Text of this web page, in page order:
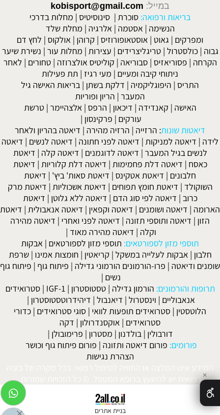
במייל: kobisport@gmail.com
בריאות ורפואה: סוכרת | סינוסיטיס | מחלות בדרכי
הנשימה | אסטמה | אלרגיה | מחלת שלד
ומפרקים | גאוט | אוסטאופורוזיס | קרוהן | אולקוס | לחץ דם
גבוה |כולסטרול |טריגליצרידים | עצירות | מחלות עור | נשירת שיער
הקרחה | פסוריאזיס |סבוריאה | קוליטיס אולצרוזה |טחורים | לאחר
ניתוחי קיבה ומעיים | מעי רגיז | תת פעילות
התריס | היפוגליקמיה | דלקת בשתן | בריאות האישה גיל
המעבר | הריון ופוריות
האישה | קאנדידה | דיכאון | הרפס | אלצהיימר |טרשת
עורקים | פרקינסון |
דיאטות שונות: הרזייה | הרזיה מהירה | דיאטה בהריון ולאחר
לידה | דיאטה למניקות | דיאטה לפני חתונה | דיאטה לנשים | דיאטה
לנשים בגיל המעבר | דיאטה לדוגמנים | דיאטה קלה | דיאטת
כאסח | דיאטה דלת פחמימות | דיאטה דלת קלוריות | דיאטת
חלבונים | דיאטת אטקינס | דיאטת סאות' ביץ' | דיאטת
השוקולד | דיאטת חומץ תפוחים | דיאטת אשכוליות | דיאטת מרק
כרוב | דיאטה לפי סוג הדם | דיאטה ללא גלוטן | דיאטת
הארומה | דיאטה ושומנים | דיאטה וקפאין | דיאטה אנאבולית | דיאטת
הזון | דיאטה ותוספי תזונה | דיאטה לפני ואחרי | דיאטה מהירה
וקלה | דיאטה מהירה מאוד |
תוספי מזון לספורטאים: תוספי מזון לספורטאים | אבקות
חלבון | אבקות לעלייה במשקל | קריאטין | חומצות אמינו |שרפת
שומנים ודיאטה | פרו-הורמונים הורמוני גדילה | פיתוח גוף | פיתוח גוף
נשים |
תרופות והורמונים: הורמון גדילה |טסטוסטרון |
IGF-1
|סטרואידים
אנאבוליים | וינסטרול | דיאנבול | דיהידרוטסטוסטרון |
הלוטסטין | סטרואידים תופעות לוואי | סוגי סטרואידים | כדורי
סטרואידים | אוקסנדרולון | דקה
דורבולין | בולדנון | מסטרון | פרימובולן |
פורומים: פורום דיאטה ותזונה | פורום פיתוח גוף וכושר
הצהרת נגישות
המידע אינו המלצה או התוויה לטיפול רפואי. בכל מקרה של בעיה
רפואית יש להיוועץ ברופא המטפל. © כל הזכויות שמורות.
בניית אתרים
✕